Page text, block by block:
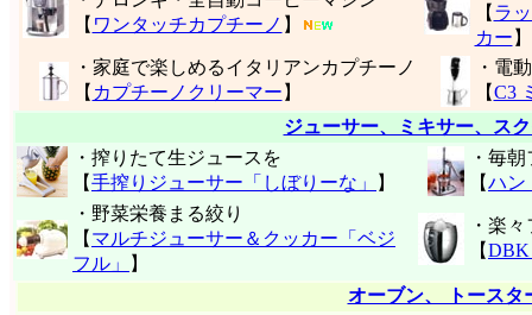
【 ワンタッチカプチーノ 】
【 ラ
カー 】
・家庭で楽しめるイタリアンカプチーノ
【 カプチーノクリーマー 】
・電
【C3
ジューサー、ミキサー、ス
・搾りたて生ジュースを
【手搾りジューサー「しぼりーな」 】
・毎
【ハン
・野菜栄養まる絞り
【 マルチジューサー＆クッカー「ベジ
フル」
】
・楽
【DBK
オーブン、 トースタ